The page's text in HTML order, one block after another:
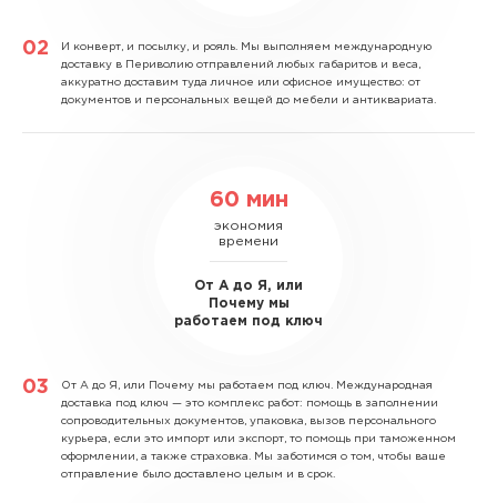
И конверт, и посылку, и рояль.
Мы выполняем международную
доставку в Периволию отправлений любых габаритов и веса,
аккуратно доставим туда личное или офисное имущество: от
документов и персональных вещей до мебели и антиквариата.
60 мин
экономия
времени
От А до Я, или
Почему мы
работаем под ключ
От А до Я, или Почему мы работаем под ключ.
Международная
доставка под ключ — это комплекс работ: помощь в заполнении
сопроводительных документов, упаковка, вызов персонального
курьера, если это импорт или экспорт, то помощь при таможенном
оформлении, а также страховка. Мы заботимся о том, чтобы ваше
отправление было доставлено целым и в срок.